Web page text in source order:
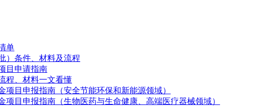
单
）条件、材料及流程
目申请指南
程、材料一文看懂
项目申报指南（安全节能环保和新能源领域）
项目申报指南（生物医药与生命健康、高端医疗器械领域）